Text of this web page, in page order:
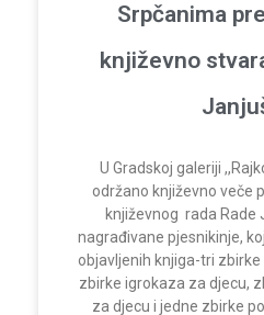
Srpčanima
književno
U Gradskoj galeriji
održano književno veče
književnog rada Rade
nagrađivane pjesnikinje,
objavljenih knjiga-tri
zbirke igrokaza za djecu,
za djecu i jedne zbirke